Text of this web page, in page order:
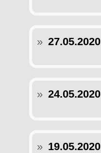
» 27.05.2020
» 24.05.2020
» 19.05.2020